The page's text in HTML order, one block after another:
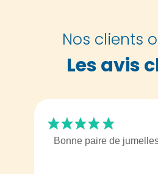
Nos clients
Les avis
Bonne paire de